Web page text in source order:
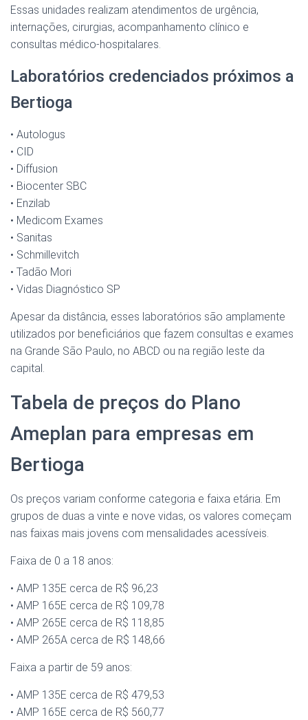
Essas unidades realizam atendimentos de urgência,
internações, cirurgias, acompanhamento clínico e
consultas médico-hospitalares.
Laboratórios credenciados próximos a
Bertioga
• Autologus
• CID
• Diffusion
• Biocenter SBC
• Enzilab
• Medicom Exames
• Sanitas
• Schmillevitch
• Tadão Mori
• Vidas Diagnóstico SP
Apesar da distância, esses laboratórios são amplamente
utilizados por beneficiários que fazem consultas e exames
na Grande São Paulo, no ABCD ou na região leste da
capital.
Tabela de preços do Plano
Ameplan para empresas em
Bertioga
Os preços variam conforme categoria e faixa etária. Em
grupos de duas a vinte e nove vidas, os valores começam
nas faixas mais jovens com mensalidades acessíveis.
Faixa de 0 a 18 anos:
• AMP 135E cerca de R$ 96,23
• AMP 165E cerca de R$ 109,78
• AMP 265E cerca de R$ 118,85
• AMP 265A cerca de R$ 148,66
Faixa a partir de 59 anos:
• AMP 135E cerca de R$ 479,53
• AMP 165E cerca de R$ 560,77